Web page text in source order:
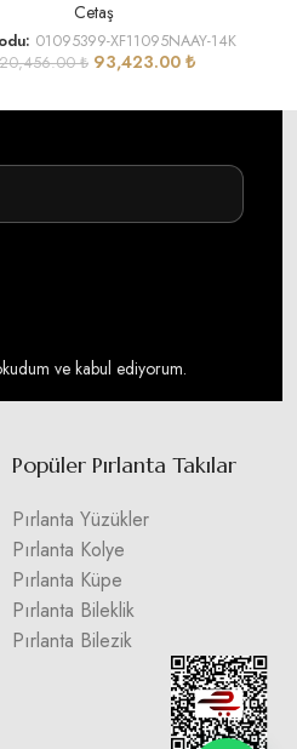
Cetaş
01095399-XF11095NAAY-14K
₺ 93,423.00 ₺
ve kabul ediyorum.
Popüler Pırlanta Takılar
Pırlanta Yüzükler
Pırlanta Kolye
Pırlanta Küpe
Pırlanta Bileklik
Pırlanta Bilezik